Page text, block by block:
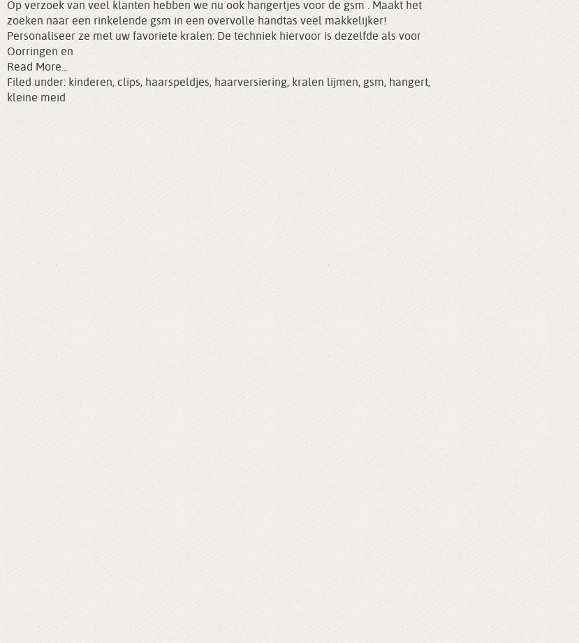
Op verzoek van veel klanten hebben we nu ook hangertjes voor de gsm . Maakt het
zoeken naar een rinkelende gsm in een overvolle handtas veel makkelijker!
Personaliseer ze met uw favoriete kralen: De techniek hiervoor is dezelfde als voor
Oorringen en
Read More...
Filed under: kinderen, clips, haarspeldjes, haarversiering, kralen lijmen, gsm, hangert,
kleine meid